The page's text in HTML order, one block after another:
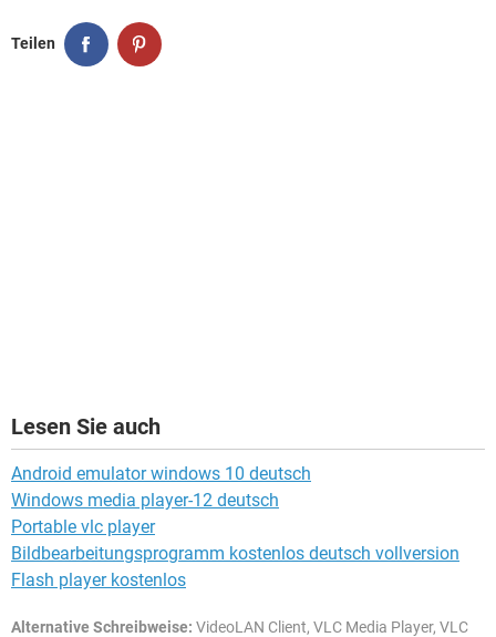
Teilen
Lesen Sie auch
Android emulator windows 10 deutsch
Windows media player-12 deutsch
Portable vlc player
Bildbearbeitungsprogramm kostenlos deutsch vollversion
Flash player kostenlos
Alternative Schreibweise: VideoLAN Client, VLC Media Player, VLC